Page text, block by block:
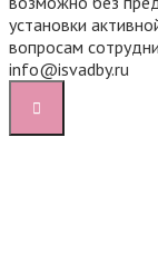
установки
вопросам
info@isvadby.ru